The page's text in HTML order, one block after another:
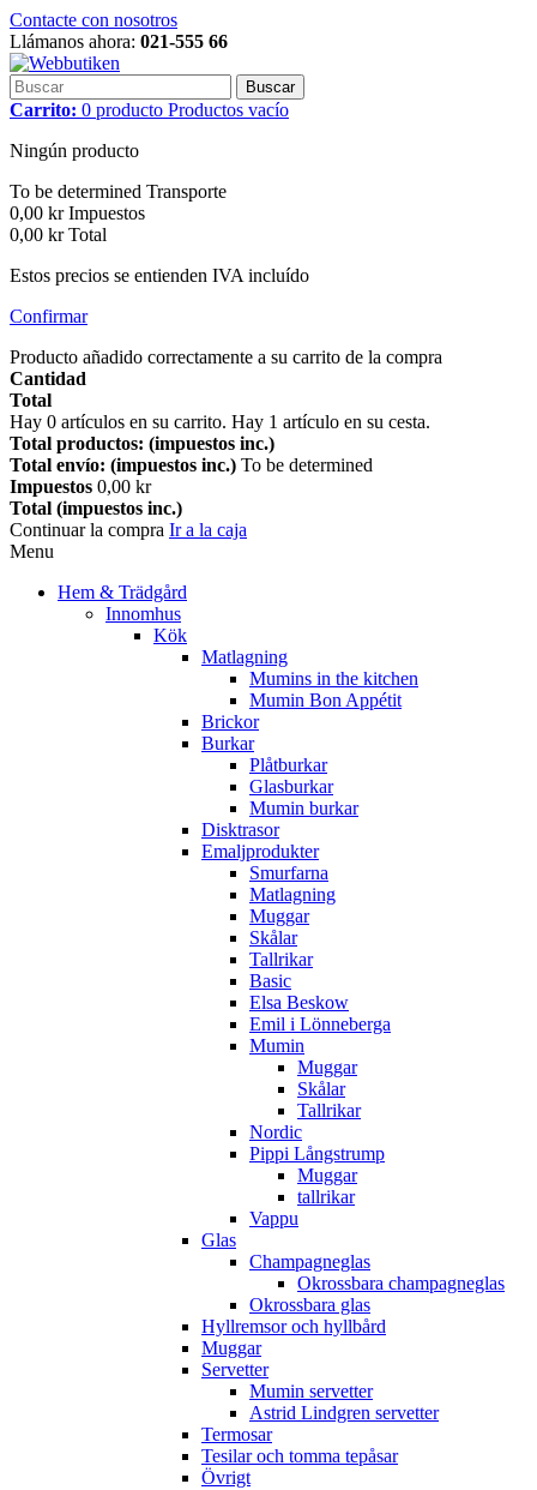
Contacte con nosotros
Llámanos ahora: 021-555 66
Buscar
Carrito: 0 producto Productos vacío
Ningún producto
To be determined Transporte
0,00 kr Impuestos
0,00 kr Total
Estos precios se entienden IVA incluído
Confirmar
Producto añadido correctamente a su carrito de la compra
Cantidad
Total
Hay 0 artículos en su carrito. Hay 1 artículo en su cesta.
Total productos: (impuestos inc.)
Total envío: (impuestos inc.) To be determined
Impuestos 0,00 kr
Total (impuestos inc.)
Continuar la compra Ir a la caja
Menu
Hem & Trädgård
Innomhus
Kök
Matlagning
Mumins in the kitchen
Mumin Bon Appétit
Brickor
Burkar
Plåtburkar
Glasburkar
Mumin burkar
Disktrasor
Emaljprodukter
Smurfarna
Matlagning
Muggar
Skålar
Tallrikar
Basic
Elsa Beskow
Emil i Lönneberga
Mumin
Muggar
Skålar
Tallrikar
Nordic
Pippi Långstrump
Muggar
tallrikar
Vappu
Glas
Champagneglas
Okrossbara champagneglas
Okrossbara glas
Hyllremsor och hyllbård
Muggar
Servetter
Mumin servetter
Astrid Lindgren servetter
Termosar
Tesilar och tomma tepåsar
Övrigt